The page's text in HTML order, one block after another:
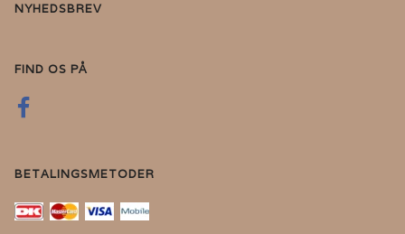
NYHEDSBREV
FIND OS PÅ
BETALINGSMETODER